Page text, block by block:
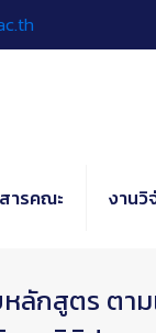
ารคณะ งานวิ
ลักสูตร ต